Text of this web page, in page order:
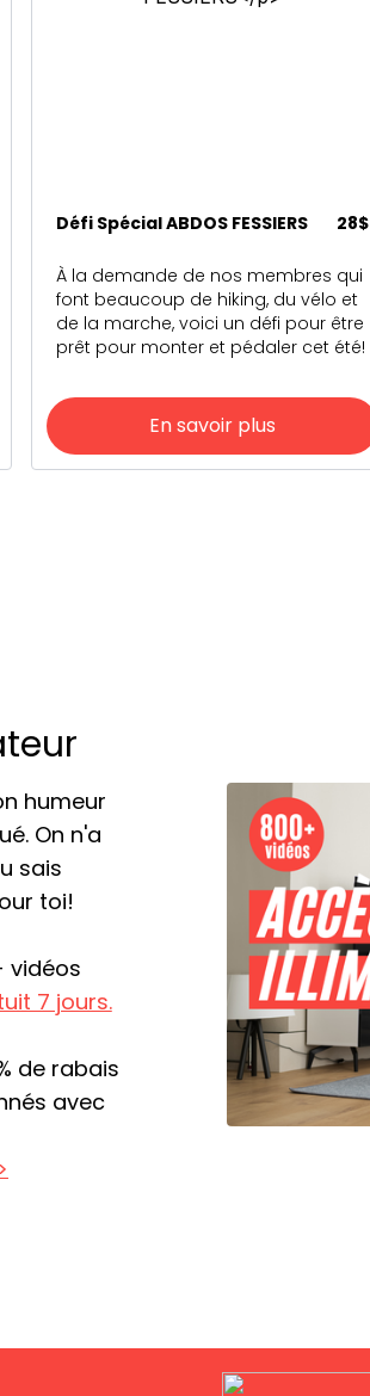
Défi Spécial ABDOS FESSIERS 28$
À la demande de nos membres qui
font beaucoup de hiking, du vélo et
de la marche, voici un défi pour être
prêt pour monter et pédaler cet été!
En savoir plus
humeur
On n'a
sais
toi!
vidéos
7 jours.
de rabais
avec